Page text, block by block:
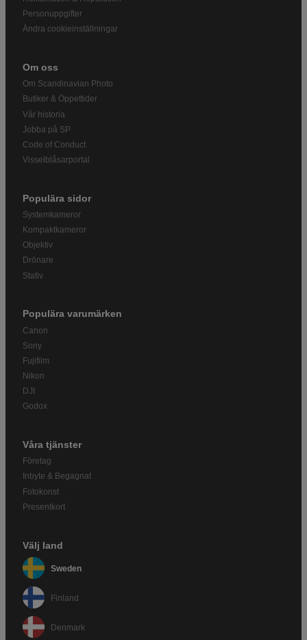
Personuppgifter
Ändra cookieinställningar
Om oss
Om Scandinavian Photo
Butiker & Öppettider
Vår historia
Jobba på SP
Code of Conduct
Visselblåsarportal
Populära sidor
Systemkameror
Kompaktkameror
Objektiv
Drönare
Stativ
Populära varumärken
Canon
Sony
Fujifilm
Nikon
DJI
Godox
Våra tjänster
Företag
Inbyte & Begagnat
Fotokonst
Presentkort
Välj land
Sweden
Finland
Denmark